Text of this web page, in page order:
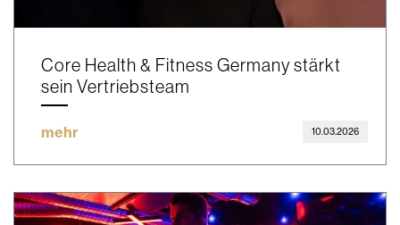
Core Health & Fitness Germany stärkt
sein Vertriebsteam
mehr 10.03.2026